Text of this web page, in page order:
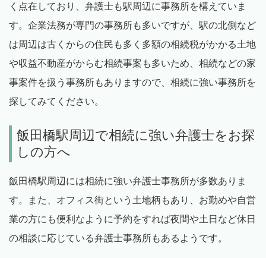
く点在しており、弁護士も駅周辺に事務所を構えていま
す。企業法務が専門の事務所も多いですが、駅の北側など
は周辺は古くからの住民も多く多額の相続税がかかる土地
や収益不動産がからむ相続事案も多いため、相続などの家
事案件を扱う事務所もありますので、相続に強い事務所を
探してみてください。
飯田橋駅周辺で相続に強い弁護士をお探
しの方へ
飯田橋駅周辺には相続に強い弁護士事務所が多数ありま
す。また、オフィス街という土地柄もあり、お勤めや自営
業の方にも便利なように予約をすれば夜間や土日など休日
の相談に応じている弁護士事務所もあるようです。